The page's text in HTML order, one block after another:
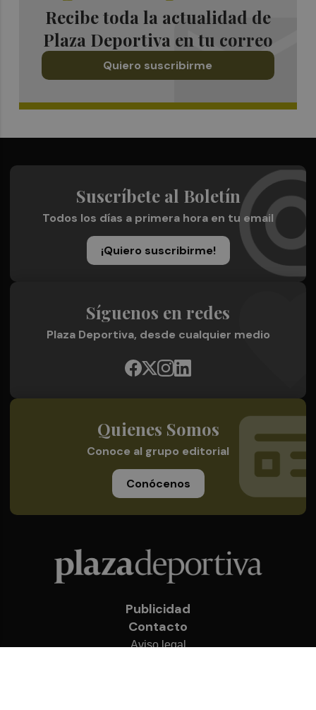
Recibe toda la actualidad de
Plaza Deportiva en tu correo
Quiero suscribirme
Suscríbete al Boletín
Todos los días a primera hora en tu email
¡Quiero suscribirme!
Síguenos en redes
Plaza Deportiva, desde cualquier medio
Quienes Somos
Conoce al grupo editorial
Conócenos
Publicidad
Contacto
Aviso legal